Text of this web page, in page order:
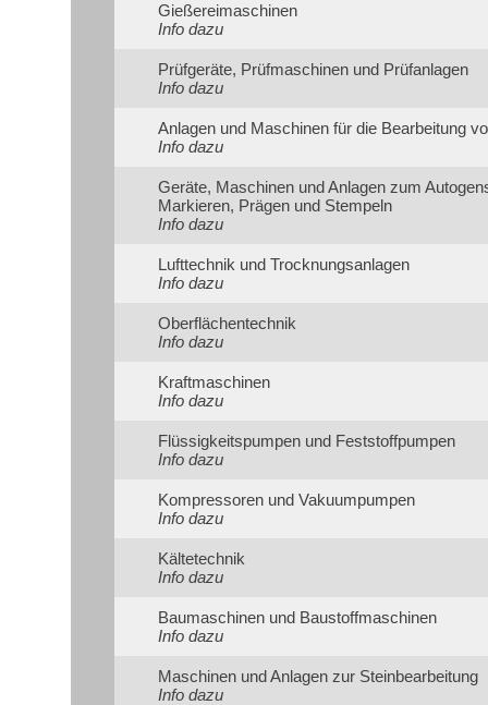
Gießereimaschinen
Info dazu
Prüfgeräte, Prüfmaschinen und Prüfanlagen
Info dazu
Anlagen und Maschinen für die Bearbeitung
Info dazu
Geräte, Maschinen und Anlagen zum
Markieren, Prägen und Stempeln
Info dazu
Lufttechnik und Trocknungsanlagen
Info dazu
Oberflächentechnik
Info dazu
Kraftmaschinen
Info dazu
Flüssigkeitspumpen und Feststoffpumpen
Info dazu
Kompressoren und Vakuumpumpen
Info dazu
Kältetechnik
Info dazu
Baumaschinen und Baustoffmaschinen
Info dazu
Maschinen und Anlagen zur Steinbearbeitung
Info dazu